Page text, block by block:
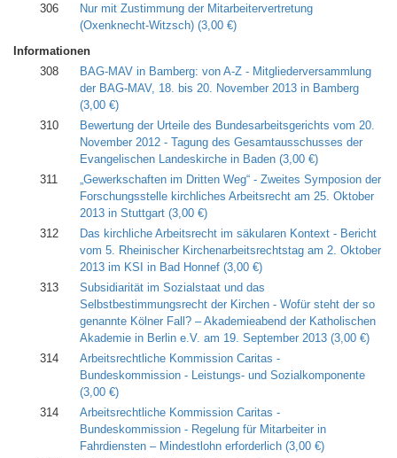
306
Nur mit Zustimmung der Mitarbeitervertretung
(Oxenknecht-Witzsch) (3,00 €)
Informationen
308
BAG-MAV in Bamberg: von A-Z - Mitgliederversammlung
der BAG-MAV, 18. bis 20. November 2013 in Bamberg
(3,00 €)
310
Bewertung der Urteile des Bundesarbeitsgerichts vom 20.
November 2012 - Tagung des Gesamtausschusses der
Evangelischen Landeskirche in Baden (3,00 €)
311
„Gewerkschaften im Dritten Weg“ - Zweites Symposion der
Forschungsstelle kirchliches Arbeitsrecht am 25. Oktober
2013 in Stuttgart (3,00 €)
312
Das kirchliche Arbeitsrecht im säkularen Kontext - Bericht
vom 5. Rheinischer Kirchenarbeitsrechtstag am 2. Oktober
2013 im KSI in Bad Honnef (3,00 €)
313
Subsidiarität im Sozialstaat und das
Selbstbestimmungsrecht der Kirchen - Wofür steht der so
genannte Kölner Fall? – Akademieabend der Katholischen
Akademie in Berlin e.V. am 19. September 2013 (3,00 €)
314
Arbeitsrechtliche Kommission Caritas -
Bundeskommission - Leistungs- und Sozialkomponente
(3,00 €)
314
Arbeitsrechtliche Kommission Caritas -
Bundeskommission - Regelung für Mitarbeiter in
Fahrdiensten – Mindestlohn erforderlich (3,00 €)